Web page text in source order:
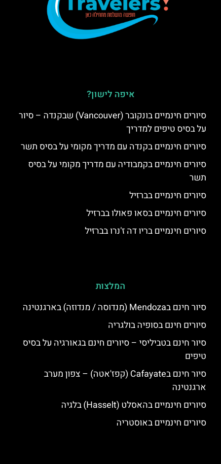
איפה לישון?
סיורים חינמיים בונקובר (Vancouver) שבקנדה – סיור
על בסיס טיפים למדריך
סיורים חינמיים בקנדה עם מדריך מקומי על בסיס תשר
סיורים חינמיים בקמבודיה עם מדריך מקומי על בסיס
תשר
סיורים חינמיים בברזיל
סיורים חינמיים בסאו פאולו בברזיל
סיורים חינמיים בריו דה ז'נרו בברזיל
המלצות
סיור חינם בMendoza (מנדוסה / מנדוזה) בארגנטינה
סיורים חינם בסופיה בולגריה
סיור חינם בטביליסי – סיורים חינם בגאורגיה על בסיס
טיפים
סיור חינם בCafayate (קפז'אטה) – צפון מערב
ארגנטינה
סיורים חינמיים בהאסלט (Hasselt) בלגיה
סיורים חינמיים באוסטריה